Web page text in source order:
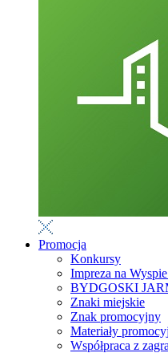
Promocja
Konkursy
Impreza na
BYDGOSKI
Znaki miejskie
Znak promocyjny
Materiały
Współpraca z